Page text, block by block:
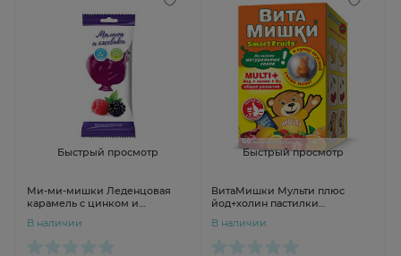
Быстрый просмотр
Ми-ми-мишки Леденцовая
карамель с цинком и
вкусом малины и ежевики с 3
В наличии
Быстрый просмотр
ВитаМишки Мульти плюс
йод+холин пастилки
В наличии